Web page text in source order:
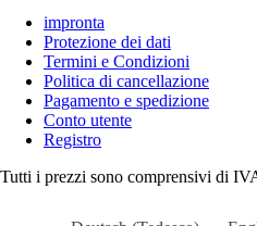
impronta
Protezione dei dati
Termini e Condizioni
Politica di cancellazione
Pagamento e spedizione
Conto utente
Registro
Tutti i prezzi sono comprensivi di